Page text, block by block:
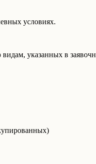
условиях.
указанных в